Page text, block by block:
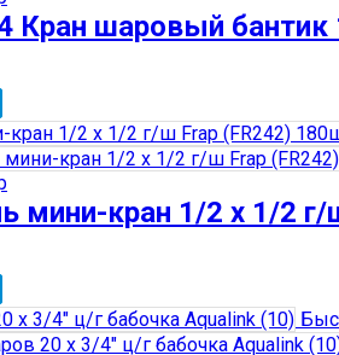
Кран шаровый
мини-кран 1/2 х 1/2